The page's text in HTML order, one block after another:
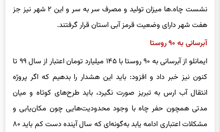
نشست چاه.ها میزان تولید و مصرف سر به سر و این ۲ شهر نیز جز
هفت شهر دارای وضعیت قرمز آبی استان قرار گرفتند.
آبرسانی به ۹۰ روستا
ایمانلو از آبرسانی به ۹۰ روستا با ۱۴۵ میلیارد تومان اعتبار از سال ۹۹ تا
کنون نیز خبر داد و افزود: باید این هشدار را بدهیم که اگر پروژه
انتقال آب ارس به تبریز صورت نگیرد، باید طرح‌های کوتاه و میان
مدتی همچون حفر چاه با وجود محدودیت‌هایی چون مکان‌یابی و
مشکلات اعتباری ادامه یابد به‌گونه‌ای که سال آینده دست کم باید ۸۰